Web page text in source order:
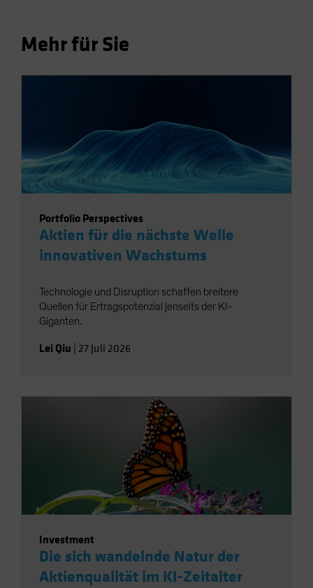
Mehr für Sie
Portfolio Perspectives
Aktien für die nächste Welle
innovativen Wachstums
Technologie und Disruption schaffen breitere
Quellen für Ertragspotenzial jenseits der KI-
Giganten.
Lei Qiu 27 Juli 2026
Investment
Die sich wandelnde Natur der
Aktienqualität im KI-Zeitalter